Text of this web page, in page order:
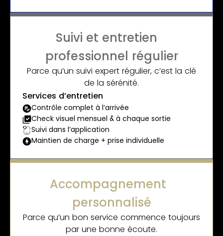
Suivi et entretien
professionnel régulier
Parce qu’un suivi expert régulier, c’est la clé
de la sérénité.
Services d’entretien
Contrôle complet à l’arrivée
Check visuel mensuel & à chaque sortie
Suivi dans l’application
Maintien de charge + prise individuelle
Accompagnement
personnalisé
Parce qu’un bon service commence toujours
par une bonne écoute.